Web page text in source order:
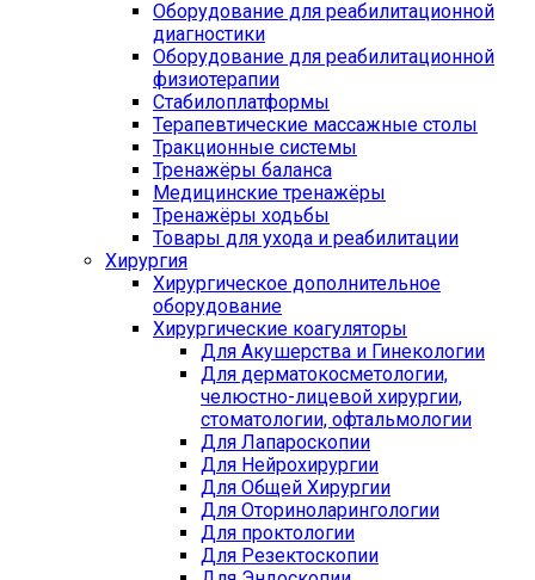
Оборудование для реабилитационной
диагностики
Оборудование для реабилитационной
физиотерапии
Стабилоплатформы
Терапевтические массажные столы
Тракционные системы
Тренажёры баланса
Медицинские тренажёры
Тренажёры ходьбы
Товары для ухода и реабилитации
Хирургия
Хирургическое дополнительное
оборудование
Хирургические коагуляторы
Для Акушерства и Гинекологии
Для дерматокосметологии,
челюстно-лицевой хирургии,
стоматологии, офтальмологии
Для Лапароскопии
Для Нейрохирургии
Для Общей Хирургии
Для Оториноларингологии
Для проктологии
Для Резектоскопии